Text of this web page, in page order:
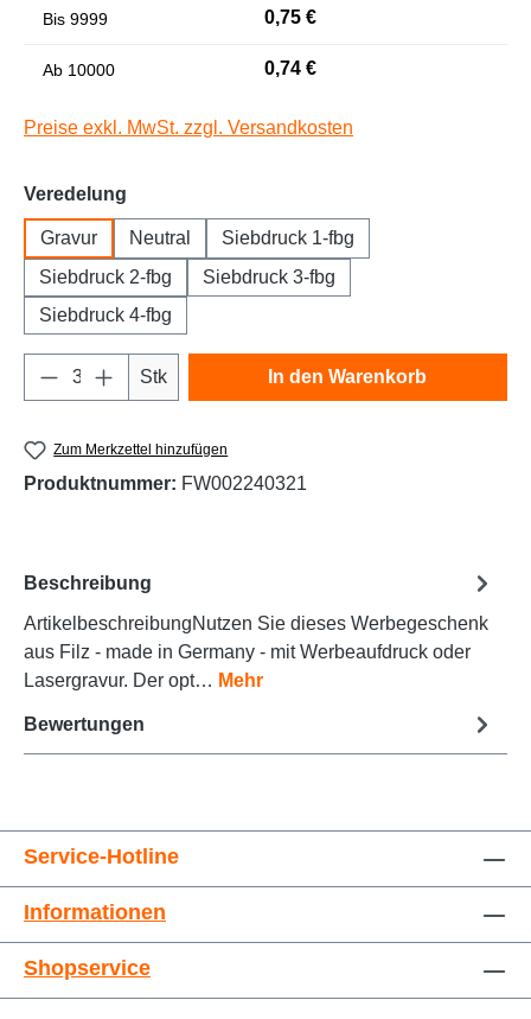
Bis 9999 0,75 €
Ab 10000 0,74 €
Preise exkl. MwSt. zzgl. Versandkosten
Veredelung
Gravur Neutral
Siebdruck 1-fbg
Siebdruck 2-fbg
Siebdruck 3-fbg
Siebdruck 4-fbg
Produkt Anzahl: Gib den gewünschten
Stk In den Warenkorb
Zum Merkzettel hinzufügen
Produktnummer: FW002240321
Beschreibung
ArtikelbeschreibungNutzen Sie dieses Werbegeschenk
aus Filz - made in Germany - mit Werbeaufdruck oder
Lasergravur. Der opt… Mehr
Bewertungen
Service-Hotline
Informationen
Shopservice
Niedrige Sättigung
Links unterstreichen
Animationen stoppen Überschriften hervorheben
Großer Cursor Leseführung